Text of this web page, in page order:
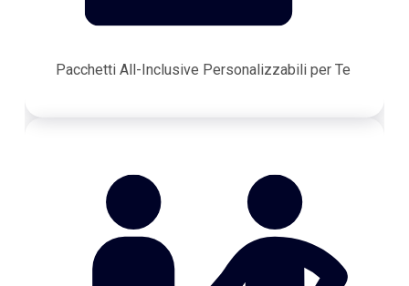
Pacchetti All-Inclusive Personalizzabili per Te